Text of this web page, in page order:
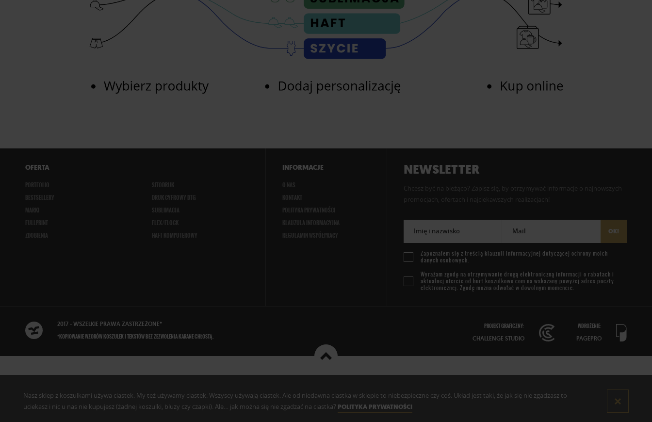
OFERTA
PORTFOLIO
BESTSELLERY
MARKI
FULLPRINT
ZDOBIENIA
SITODRUK
DRUK CYFROWY DTG
SUBLIMACJA
FLEX/FLOCK
HAFT KOMPUTEROWY
INFORMACJE
O NAS
KONTAKT
POLITYKA PRYWATNOŚCI
KLAUZULA INFORMACYJNA
REGULAMIN WSPÓŁPRACY
NEWSLETTER
Chcesz być na bieżąco? Zapisz się, by otrzymywać informacje o najnowszych
promocjach, ofertach i najciekawszych realizacjach!
Imię i nazwisko Mail OK!
Zapoznałem się z treścią klauzuli informacyjnej dotyczącej ochrony moich
danych osobowych.
Wyrażam zgodę na otrzymywanie drogą elektroniczną informacji o rabatach i
aktualnej ofercie od hurt.koszulkowo.com na wskazany powyżej adres poczty
elektronicznej. Zgodę można odwołać w dowolnym momencie.
2017 - WSZELKIE PRAWA ZASTRZEŻONE*
*KOPIOWANIE WZORÓW KOSZULEK I TEKSTÓW BEZ ZEZWOLENIA KARANE CHŁOSTĄ.
PROJEKT GRAFICZNY:
CHALLENGE STUDIO
WDROŻENIE:
PAGEPRO
Nasz sklep z koszulkami używa ciastek. My też używamy ciastek. Wszyscy używają ciastek. Ale od niedawna ciastka w sklepie to niebezpieczne czy coś. Układ jest taki, że jak się nie zgadzasz to
uciekasz i nic u nas nie kupujesz (żadnej koszulki, bluzy czy czapki). Ale… jak można się nie zgadzać na ciastka? POLITYKA PRYWATNOŚCI